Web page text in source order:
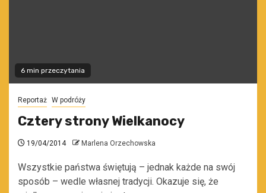
6 min przeczytania
Reportaż W podróży
Cztery strony Wielkanocy
19/04/2014 Marlena Orzechowska
Wszystkie państwa świętują – jednak każde na swój
sposób – wedle własnej tradycji. Okazuje się, że